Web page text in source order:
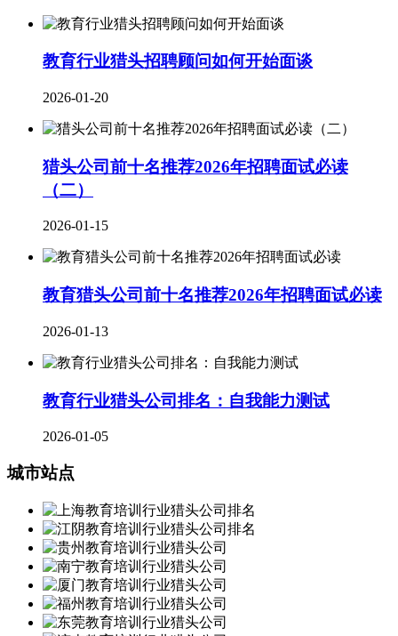
教育行业猎头招聘顾问如何开始面谈
2026-01-20
猎头公司前十名推荐2026年招聘面试必读
（二）
2026-01-15
教育猎头公司前十名推荐2026年招聘面试必读
2026-01-13
教育行业猎头公司排名：自我能力测试
2026-01-05
城市站点